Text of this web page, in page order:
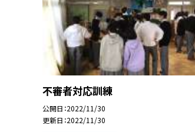
不審者対応訓練
公開日 2022/11/30
更新日 2022/11/30